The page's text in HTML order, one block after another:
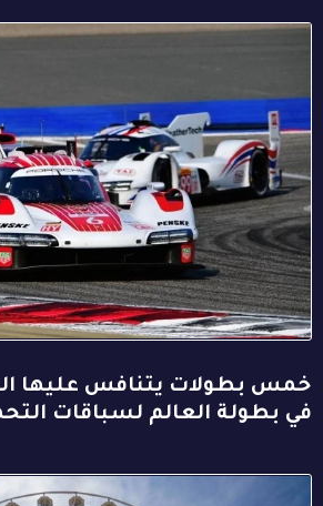
خمس بطولات يتنافس عليها
في بطولة العالم لسباقات